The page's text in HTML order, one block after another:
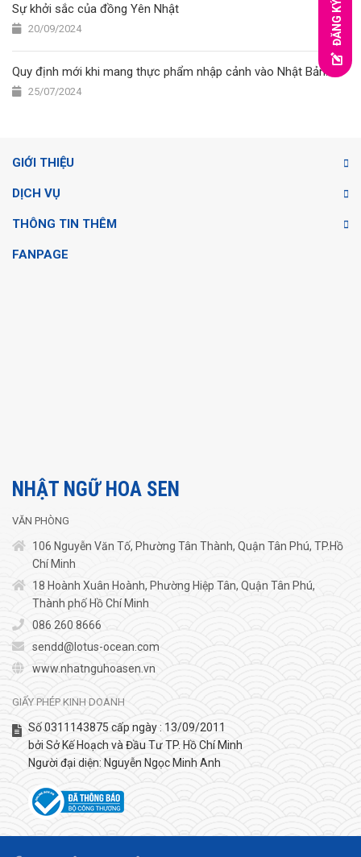
Sự khởi sắc của đồng Yên Nhật
20/09/2024
Quy định mới khi mang thực phẩm nhập cảnh vào Nhật Bản.
25/07/2024
GIỚI THIỆU
DỊCH VỤ
THÔNG TIN THÊM
FANPAGE
NHẬT NGỮ HOA SEN
VĂN PHÒNG
106 Nguyễn Văn Tố, Phường Tân Thành, Quận Tân Phú, TP.Hồ
Chí Minh
18 Hoành Xuân Hoành, Phường Hiệp Tân, Quận Tân Phú,
Thành phố Hồ Chí Minh
086 260 8666
sendd@lotus-ocean.com
www.nhatnguhoasen.vn
GIẤY PHÉP KINH DOANH
Số 0311143875 cấp ngày : 13/09/2011
bởi Sở Kế Hoạch và Đầu Tư TP. Hồ Chí Minh
Người đại diện: Nguyễn Ngọc Minh Anh